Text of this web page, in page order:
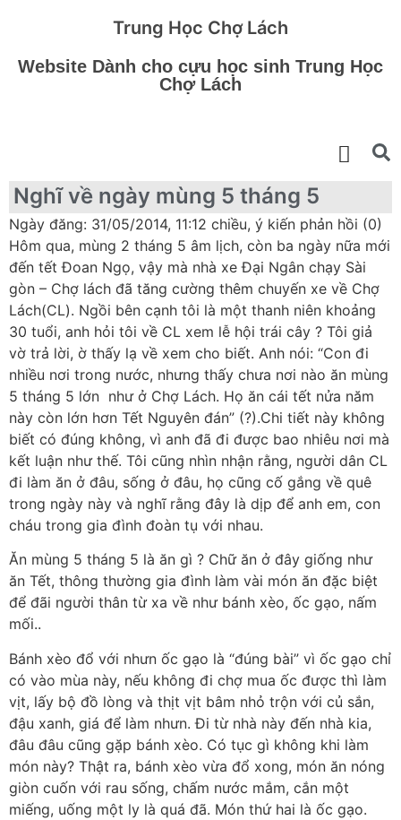
Trung Học Chợ Lách
Website Dành cho cựu học sinh Trung Học
Chợ Lách
Nghĩ về ngày mùng 5 tháng 5
Ngày đăng: 31/05/2014, 11:12 chiều, ý kiến phản hồi (0)
Hôm qua, mùng 2 tháng 5 âm lịch, còn ba ngày nữa mới
đến tết Đoan Ngọ, vậy mà nhà xe Đại Ngân chạy Sài
gòn – Chợ lách đã tăng cường thêm chuyến xe về Chợ
Lách(CL). Ngồi bên cạnh tôi là một thanh niên khoảng
30 tuổi, anh hỏi tôi về CL xem lễ hội trái cây ? Tôi giả
vờ trả lời, ờ thấy lạ về xem cho biết. Anh nói: “Con đi
nhiều nơi trong nước, nhưng thấy chưa nơi nào ăn mùng
5 tháng 5 lớn như ở Chợ Lách. Họ ăn cái tết nửa năm
này còn lớn hơn Tết Nguyên đán” (?).Chi tiết này không
biết có đúng không, vì anh đã đi được bao nhiêu nơi mà
kết luận như thế. Tôi cũng nhìn nhận rằng, người dân CL
đi làm ăn ở đâu, sống ở đâu, họ cũng cố gắng về quê
trong ngày này và nghĩ rằng đây là dịp để anh em, con
cháu trong gia đình đoàn tụ với nhau.
Ăn mùng 5 tháng 5 là ăn gì ? Chữ ăn ở đây giống như
ăn Tết, thông thường gia đình làm vài món ăn đặc biệt
để đãi người thân từ xa về như bánh xèo, ốc gạo, nấm
mối..
Bánh xèo đổ với nhưn ốc gạo là “đúng bài” vì ốc gạo chỉ
có vào mùa này, nếu không đi chợ mua ốc được thì làm
vịt, lấy bộ đồ lòng và thịt vịt bâm nhỏ trộn với củ sắn,
đậu xanh, giá để làm nhưn. Đi từ nhà này đến nhà kia,
đâu đâu cũng gặp bánh xèo. Có tục gì không khi làm
món này? Thật ra, bánh xèo vừa đổ xong, món ăn nóng
giòn cuốn với rau sống, chấm nước mắm, cắn một
miếng, uống một ly là quá đã. Món thứ hai là ốc gạo.